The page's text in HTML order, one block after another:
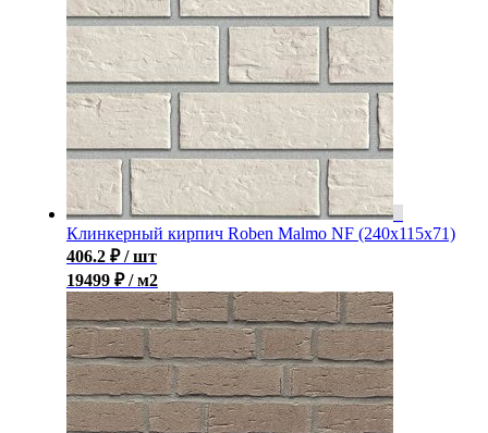
Клинкерный кирпич Roben Malmo NF (240x115x71)
406.2 ₽ / шт
19499 ₽ / м2